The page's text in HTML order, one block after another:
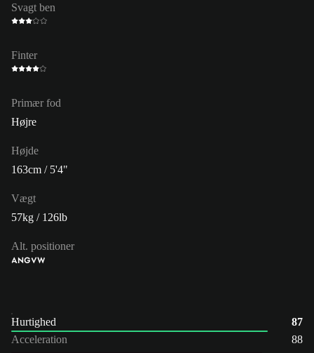
Svagt ben
Finter
Primær fod
Højre
Højde
163cm / 5'4"
Vægt
57kg / 126lb
Alt. positioner
ANGVW
Hurtighed
87
Acceleration
88